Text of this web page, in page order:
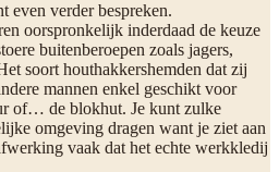
even verder bespreken.
oorspronkelijk inderdaad de keuze
buitenberoepen zoals jagers,
soort houthakkershemden dat zij
mannen enkel geschikt voor
of… de blokhut. Je kunt zulke
omgeving dragen want je ziet aan
vaak dat het echte werkkledij